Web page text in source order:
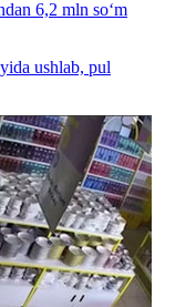
6,2 mln so‘m
ushlab, pul